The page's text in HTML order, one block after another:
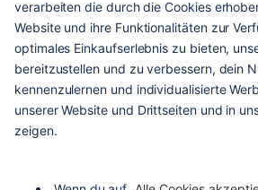
hilfe & service
kontakt